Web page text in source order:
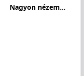
Nagyon nézem...